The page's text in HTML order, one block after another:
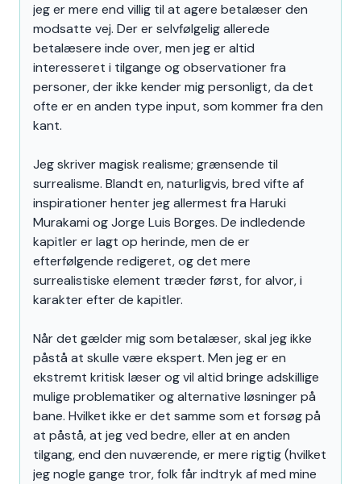
jeg er mere end villig til at agere betalæser den
modsatte vej. Der er selvfølgelig allerede
betalæsere inde over, men jeg er altid
interesseret i tilgange og observationer fra
personer, der ikke kender mig personligt, da det
ofte er en anden type input, som kommer fra den
kant.
Jeg skriver magisk realisme; grænsende til
surrealisme. Blandt en, naturligvis, bred vifte af
inspirationer henter jeg allermest fra Haruki
Murakami og Jorge Luis Borges. De indledende
kapitler er lagt op herinde, men de er
efterfølgende redigeret, og det mere
surrealistiske element træder først, for alvor, i
karakter efter de kapitler.
Når det gælder mig som betalæser, skal jeg ikke
påstå at skulle være ekspert. Men jeg er en
ekstremt kritisk læser og vil altid bringe adskillige
mulige problematiker og alternative løsninger på
bane. Hvilket ikke er det samme som et forsøg på
at påstå, at jeg ved bedre, eller at en anden
tilgang, end den nuværende, er mere rigtig (hvilket
jeg nogle gange tror, folk får indtryk af med mine